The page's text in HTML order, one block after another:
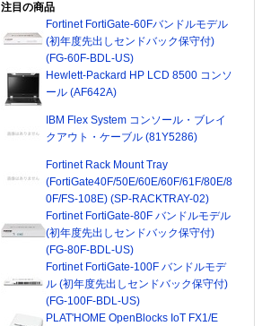
注目の商品
Fortinet FortiGate-60Fバンドルモデル
(初年度先出しセンドバック保守付)
(FG-60F-BDL-US)
Hewlett-Packard HP LCD 8500 コンソ
ール (AF642A)
IBM Flex System コンソール・ブレイ
クアウト・ケーブル (81Y5286)
Fortinet Rack Mount Tray
(FortiGate40F/50E/60E/60F/61F/80E/8
0F/FS-108E) (SP-RACKTRAY-02)
Fortinet FortiGate-80F バンドルモデル
(初年度先出しセンドバック保守付)
(FG-80F-BDL-US)
Fortinet FortiGate-100F バンドルモデ
ル (初年度先出しセンドバック保守付)
(FG-100F-BDL-US)
PLAT'HOME OpenBlocks IoT FX1/E